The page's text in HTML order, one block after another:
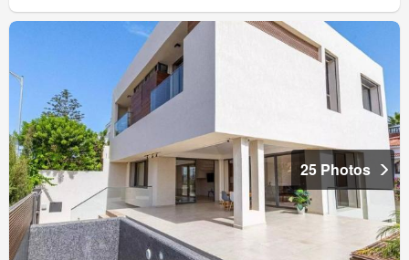
25 Photos